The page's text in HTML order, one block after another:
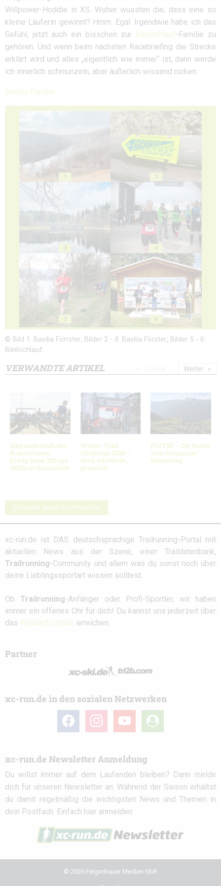
Willpower-Hoddie in XS. Woher wussten die, dass eine so
kleine Läuferin gewinnt? Hmm. Egal. Irgendwie habe ich das
Gefühl, jetzt auch ein bisschen zur Bleilochlauf-Familie zu
gehören. Und wenn beim nächsten Racebriefing die Strecke
erklärt wird und alles „eigentlich wie immer“ ist, dann werde
ich innerlich schmunzeln, aber äußerlich wissend nicken.
Basilia Förster
1 2
3 4
5 6
© Bild 1: Basilia Förrster; Bilder 2 - 4: Basilia Förster; Bilder 5 - 6:
Bleilochlauf;
VERWANDTE ARTIKEL
Sieg außerhalb der
Komfortzone:
Erfolg beim 3Kings
3Hills in Haidmühle
Walser Trail
Challenge 2026 –
Steil, verblockt,
grandios
PIUT85 – Die Bestie
vom Paznauner
Höhenweg
Weiter
Schreibe einen Kommentar
xc-run.de ist DAS deutschsprachige Trailrunning-Portal mit
aktuellen News aus der Szene, einer Traildatenbank,
Trailrunning-Community und allem was du sonst noch über
deine Lieblingssportart wissen solltest.
Ob Trailrunning-Anfänger oder Profi-Sportler, wir haben
immer ein offenes Ohr für dich! Du kannst uns jederzeit über
das Kontaktformular erreichen.
Partner
xc-run.de in den sozialen Netzwerken
facebook instagramyoutube
user-
circle
xc-run.de Newsletter Anmeldung
Du willst immer auf dem Laufenden bleiben? Dann melde
dich für unseren Newsletter an. Während der Saison erhältst
du damit regelmäßig die wichtigsten News und Themen in
dein Postfach. Einfach hier anmelden:
© 2026 Felgenhauer Medien GbR